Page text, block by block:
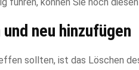
neu hinzufügen
sollten, ist das Löschen